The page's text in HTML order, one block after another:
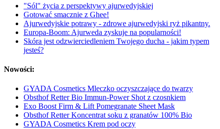
"Sól" życia z perspektywy ajurwedyjskiej
Gotować smacznie z Ghee!
Ajurwedyjskie potrawy - zdrowe ajurwedyjski ryż pikantny.
Europa-Boom: Ajurweda zyskuje na popularności!
Skóra jest odzwierciedleniem Twojego ducha - jakim typem
jesteś?
Nowości:
GYADA Cosmetics Mleczko oczyszczające do twarzy
Obsthof Retter Bio Immun-Power Shot z czosnkiem
Exo Boost Firm & Lift Pomegranate Sheet Mask
Obsthof Retter Koncentrat soku z granatów 100% Bio
GYADA Cosmetics Krem pod oczy